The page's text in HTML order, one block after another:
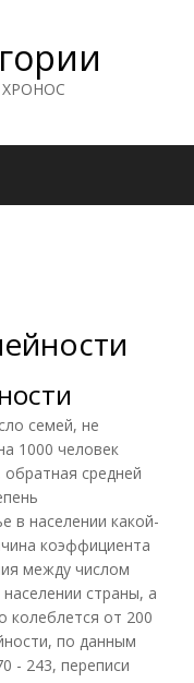
ХРОНОС
семей, не
1000 человек
средней
в населении какой-
коэффициента
между числом
страны, а
колеблется от 200
по данным
- 243, переписи